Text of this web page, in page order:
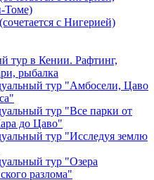
Томе)
с Нигерией)
тур в Кении. Рафтинг,
рыбалка
тур "Амбосели, Цаво
тур "Все парки от
до Цаво"
тур "Исследуя землю
тур "Озера
разлома"